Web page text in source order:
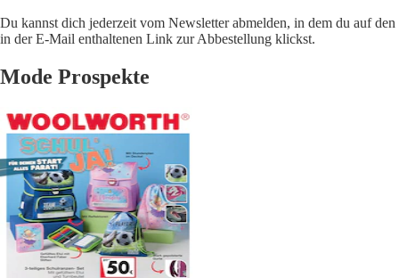
Du kannst dich jederzeit vom Newsletter abmelden, in dem du auf den
in der E-Mail enthaltenen Link zur Abbestellung klickst.
Mode Prospekte